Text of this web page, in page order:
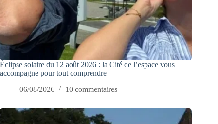
Éclipse solaire du 12 août 2026 : la Cité de l’espace vous
accompagne pour tout comprendre
06/08/2026
10 commentaires